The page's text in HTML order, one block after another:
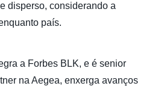
disperso, considerando a
país.
a Forbes BLK, e é senior
na Aegea, enxerga avanços